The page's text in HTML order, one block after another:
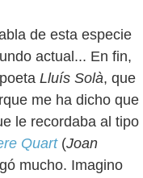
de esta especie
actual... En fin,
Lluís Solà, que
me ha dicho que
le recordaba al tipo
Quart(Joan
mucho. Imagino